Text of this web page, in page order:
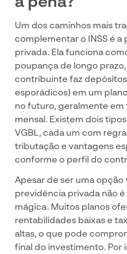
Um dos caminhos mais
complementar o INSS é a
privada. Ela funciona
poupança de longo
contribuinte faz
esporádicos) em um
no futuro, geralmente
mensal. Existem dois
VGBL, cada um com
tributação e vantagens
conforme o perfil do
Apesar de ser uma opção
previdência privada não
mágica. Muitos planos
rentabilidades baixas e
altas, o que pode
final do investimento. Por